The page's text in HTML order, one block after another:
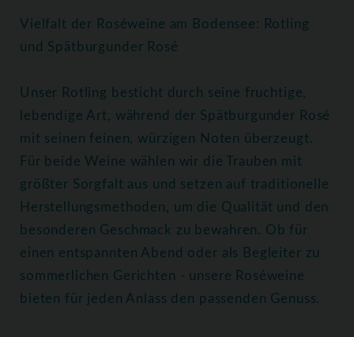
Vielfalt der Roséweine am Bodensee: Rotling
und Spätburgunder Rosé
Unser Rotling besticht durch seine fruchtige,
lebendige Art, während der Spätburgunder Rosé
mit seinen feinen, würzigen Noten überzeugt.
Für beide Weine wählen wir die Trauben mit
größter Sorgfalt aus und setzen auf traditionelle
Herstellungsmethoden, um die Qualität und den
besonderen Geschmack zu bewahren. Ob für
einen entspannten Abend oder als Begleiter zu
sommerlichen Gerichten - unsere Roséweine
bieten für jeden Anlass den passenden Genuss.